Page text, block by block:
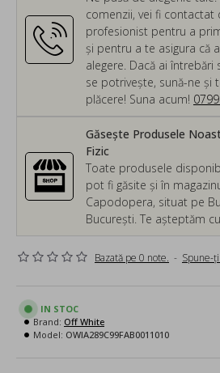
comenzii, vei fi contactat
profesionist pentru a
și pentru a te asigura că
alegere. Dacă ai
se potrivește, sună-ne și
plăcere! Suna acum!
Găsește Produsele
Fizic
Toate produsele
pot fi găsite și în
Capodopera, situat pe
București. Te așteptăm
Bazată pe 0 note. - Spune-
IN STOC
Brand: Off White
Model: OWIA289C99FAB0011010